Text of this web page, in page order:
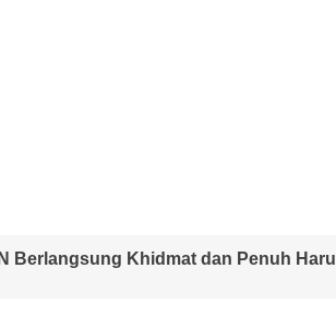
Berlangsung Khidmat dan Penuh Haru